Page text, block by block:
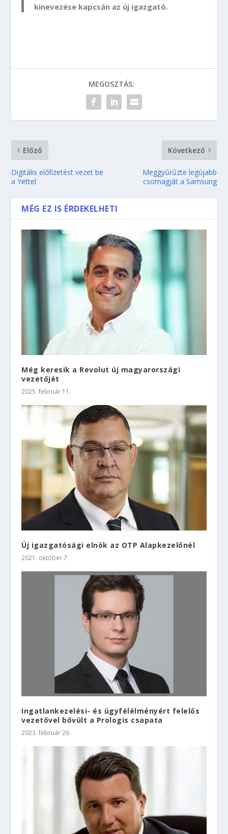
kinevezése kapcsán az új igazgató.
MEGOSZTÁS:
Előző
Digitális előfizetést vezet be
a Yettel
Következő
Meggyűrűzte legújabb
csomagját a Samsung
MÉG EZ IS ÉRDEKELHETI
Még keresik a Revolut új magyarországi
vezetőjét
2025. február 11.
Új igazgatósági elnök az OTP Alapkezelőnél
2021. október 7.
Ingatlankezelési- és ügyfélélményért felelős
vezetővel bővült a Prologis csapata
2023. február 26.